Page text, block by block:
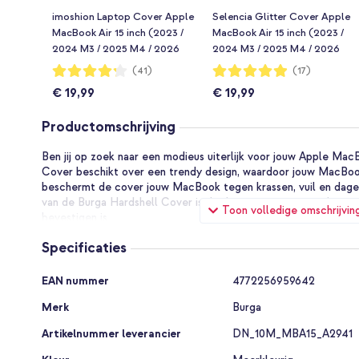
imoshion Laptop Cover Apple
MacBook Air 15 inch (2023 /
2024 M3 / 2025 M4 / 2026
M5) - Frosted
Waardering:
84%
(41)
€ 19,99
Selencia Glitter Cover Apple
MacBook Air 15 inch (2023 /
2024 M3 / 2025 M4 / 2026
M5) - Transparant
Waardering:
98%
(17)
€ 19,99
Productomschrijving
Toon volledige
Ben jij op zoek naar een modieus uiterlijk voor jouw Apple
Cover beschikt over een trendy design, waardoor jouw
beschermt de cover jouw MacBook tegen krassen, vuil en
van de Burga Hardshell Cover is dat hij geen extra gewicht
Slank ontwerp
De Burga Hardshell beschikt over twee onderdelen, één voor
MacBook beschermd is tegen alledaagse beschadigingen. De
lichtgewicht kunststof, zodat het slanke design van je
buitenkant van de Burga Hardshell laptopcase is gemakkelijk
onderhouden, waardoor jouw laptop er altijd schoon en als
Voorkom oververhitting
Specificaties
Specificaties
EAN nummer
4772256959642
Merk
Burga
Artikelnummer leverancier
DN_10M_MBA15_A2941